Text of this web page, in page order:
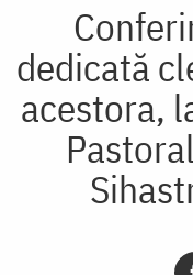
dedicată
acestora,